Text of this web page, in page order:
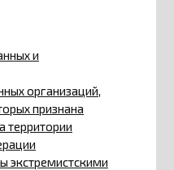
и
организаций,
признана
территории
экстремистскими